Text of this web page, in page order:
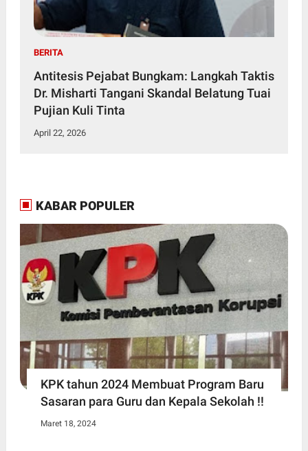
BERITA
Antitesis Pejabat Bungkam: Langkah Taktis
Dr. Misharti Tangani Skandal Belatung Tuai
Pujian Kuli Tinta
April 22, 2026
KABAR POPULER
KPK tahun 2024 Membuat Program Baru
Sasaran para Guru dan Kepala Sekolah !!
Maret 18, 2024